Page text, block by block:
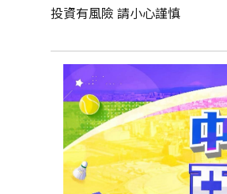
投資有風險 請小心謹慎